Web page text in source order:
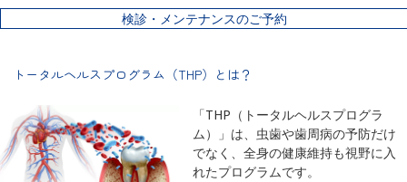
検診・メンテナンスのご予約
トータルヘルスプログラム（THP）とは？
「THP（トータルヘルスプログラ
ム）」は、虫歯や歯周病の予防だけ
でなく、全身の健康維持も視野に入
れたプログラムです。